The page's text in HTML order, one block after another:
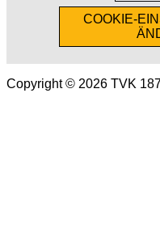
COOKIE-
Copyright © 2026 TVK